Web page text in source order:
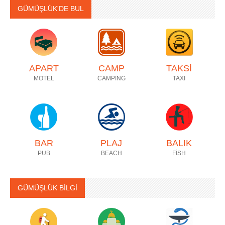
GÜMÜŞLÜK'DE BUL
APART
MOTEL
CAMP
CAMPING
TAKSİ
TAXI
BAR
PUB
PLAJ
BEACH
BALIK
FİSH
GÜMÜŞLÜK BİLGİ